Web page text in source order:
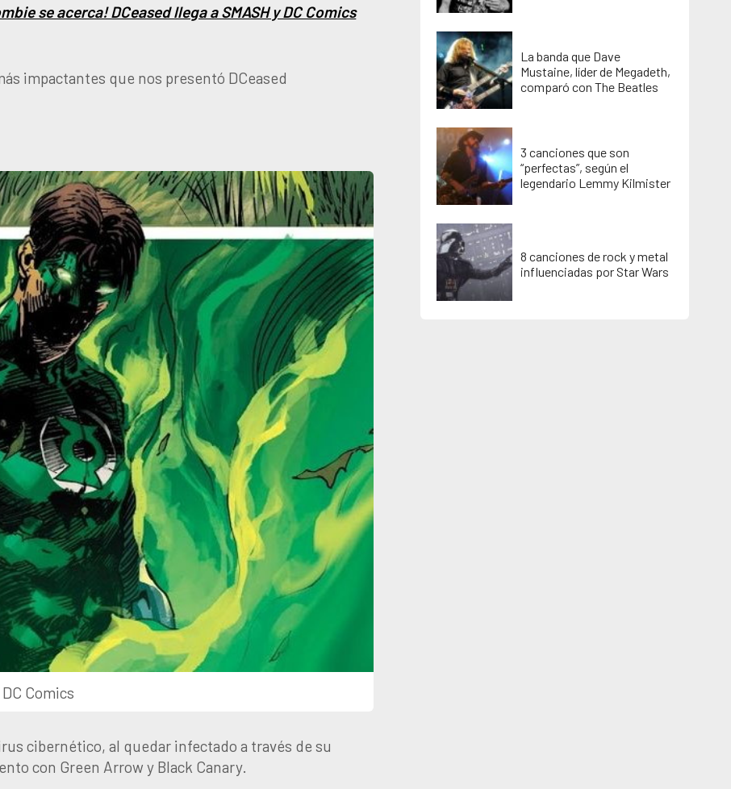
se acerca! DCeased llega a SMASH y DC Comics
impactantes que nos presentó DCeased
DC Comics
cibernético, al quedar infectado a través de su
con Green Arrow y Black Canary.
La banda que Dave
Mustaine, líder de Megadeth,
comparó con The Beatles
3 canciones que son
“perfectas”, según el
legendario Lemmy Kilmister
8 canciones de rock y metal
influenciadas por Star Wars